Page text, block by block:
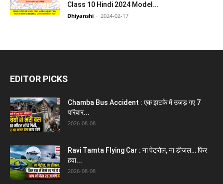
Class 10 Hindi 2024 Model...
Dhiyanshi - 2024-02-17
EDITOR PICKS
Chamba Bus Accident : एक झटके में उजड़ गए 7
परिवार...
2026-08-08
Ravi Tamta Flying Car : ना पेट्रोल, ना डीजल… फिर
हवा...
2026-08-08